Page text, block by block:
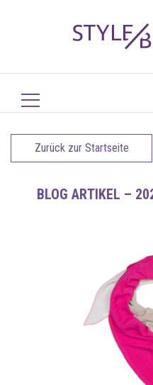
Zurück zur Startseite
BLOG ARTIKEL –